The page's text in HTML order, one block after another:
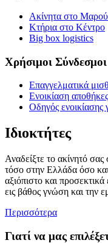
Ακίνητα στο
Κτήρια στο Κέντρο
Big box logistics
Χρήσιμοι Σύνδεσμοι
Επαγγελματικά
Ενοικίαση
Οδηγός ενοικίασης
Ιδιοκτήτες
Αναδείξτε το ακίνητό
τόσο στην Ελλάδα όσο
αξιόπιστο και
εις βάθος γνώση και την
Περισσότερα
Γιατί να μας